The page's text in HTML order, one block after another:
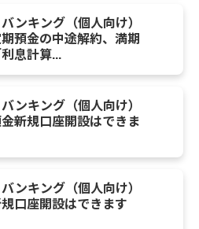
ンキング（個人向け）
預金の中途解約、満期
息計算...
ンキング（個人向け）
新規口座開設はできま
ンキング（個人向け）
口座開設はできます